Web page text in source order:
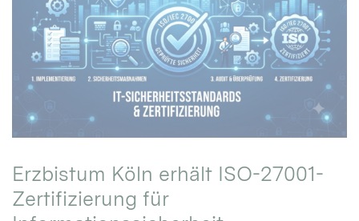
Erzbistum Köln erhält ISO-27001-
Zertifizierung für